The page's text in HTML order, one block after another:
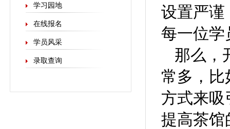
学习园地
在线报名
学员风采
录取查询
设置严谨
每一位学
那么，
常多，比
方式来吸
提高茶馆